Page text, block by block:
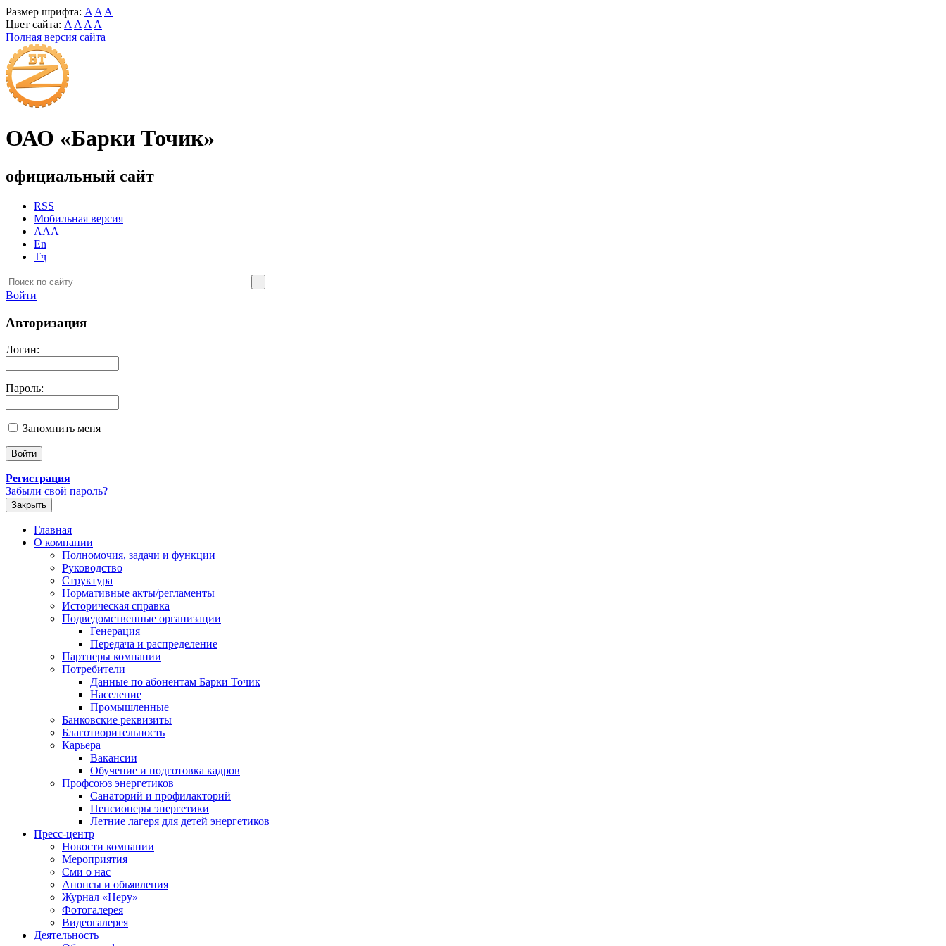
Размер шрифта: A A A
Цвет сайта: A A A A
Полная версия сайта
ОАО «Барки Точик»
официальный сайт
RSS
Мобильная версия
AAA
En
Тҷ
Войти
Авторизация
Логин:
Пароль:
Запомнить меня
Регистрация
Забыли свой пароль?
Закрыть
Главная
О компании
Полномочия, задачи и функции
Руководство
Структура
Нормативные акты/регламенты
Историческая справка
Подведомственные организации
Генерация
Передача и распределение
Партнеры компании
Потребители
Данные по абонентам Барки Точик
Население
Промышленные
Банковские реквизиты
Благотворительность
Карьера
Вакансии
Обучение и подготовка кадров
Профсоюз энергетиков
Санаторий и профилакторий
Пенсионеры энергетики
Летние лагеря для детей энергетиков
Пресс-центр
Новости компании
Мероприятия
Сми о нас
Анонсы и обьявления
Журнал «Неру»
Фотогалерея
Видеогалерея
Деятельность